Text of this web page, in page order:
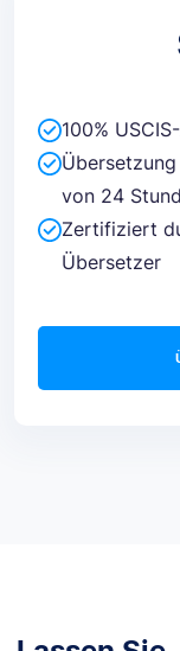
100%
von 24
Zertifiziert
Übersetzer